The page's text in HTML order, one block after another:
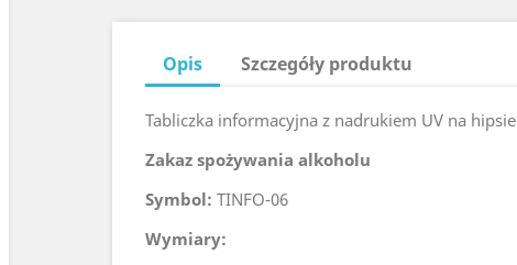
Opis Szczegóły produktu
Tabliczka informacyjna z nadrukiem UV na hipsie
Zakaz spożywania alkoholu
Symbol: TINFO-06
Wymiary: